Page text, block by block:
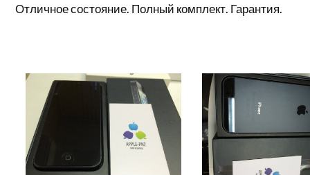
Отличное состояние. Полный комплект. Гарантия.